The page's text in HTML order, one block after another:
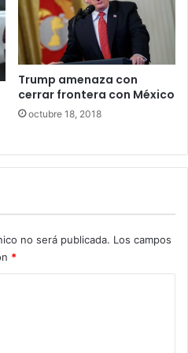
Trump amenaza con
cerrar frontera con México
octubre 18, 2018
no será publicada. Los campos
*